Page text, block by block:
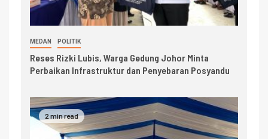
MEDAN POLITIK
Reses Rizki Lubis, Warga Gedung Johor Minta
Perbaikan Infrastruktur dan Penyebaran Posyandu
2 min read